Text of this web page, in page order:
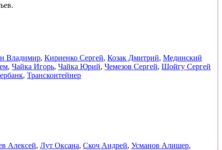
Владимир, Кириенко Сергей, Козак Дмитрий, Мединский
, Чайка Игорь, Чайка Юрий, Чемезов Сергей, Шойгу Сергей
, Трансконтейнер
Алексей, Лут Оксана, Скоч Андрей, Усманов Алишер,